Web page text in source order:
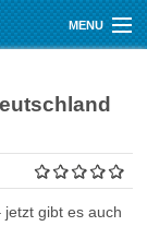
MENU
gibt es auch